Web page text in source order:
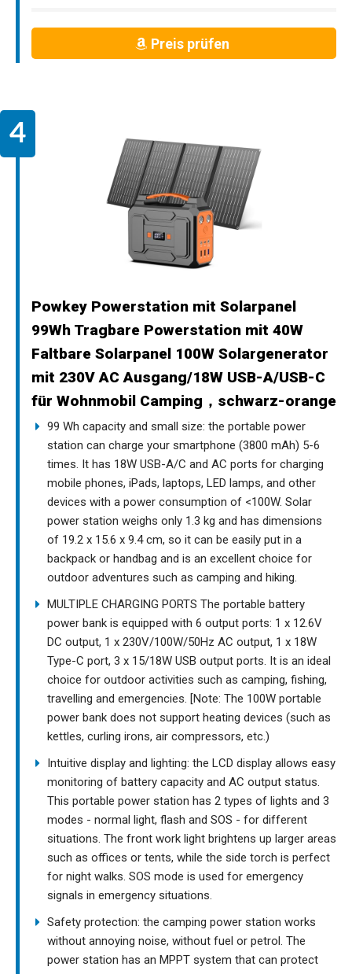
Preis prüfen
Powkey Powerstation mit Solarpanel
99Wh Tragbare Powerstation mit 40W
Faltbare Solarpanel 100W Solargenerator
mit 230V AC Ausgang/18W USB-A/USB-C
für Wohnmobil Camping，schwarz-orange
99 Wh capacity and small size: the portable power
station can charge your smartphone (3800 mAh) 5-6
times. It has 18W USB-A/C and AC ports for charging
mobile phones, iPads, laptops, LED lamps, and other
devices with a power consumption of <100W. Solar
power station weighs only 1.3 kg and has dimensions
of 19.2 x 15.6 x 9.4 cm, so it can be easily put in a
backpack or handbag and is an excellent choice for
outdoor adventures such as camping and hiking.
MULTIPLE CHARGING PORTS The portable battery
power bank is equipped with 6 output ports: 1 x 12.6V
DC output, 1 x 230V/100W/50Hz AC output, 1 x 18W
Type-C port, 3 x 15/18W USB output ports. It is an ideal
choice for outdoor activities such as camping, fishing,
travelling and emergencies. [Note: The 100W portable
power bank does not support heating devices (such as
kettles, curling irons, air compressors, etc.)
Intuitive display and lighting: the LCD display allows easy
monitoring of battery capacity and AC output status.
This portable power station has 2 types of lights and 3
modes - normal light, flash and SOS - for different
situations. The front work light brightens up larger areas
such as offices or tents, while the side torch is perfect
for night walks. SOS mode is used for emergency
signals in emergency situations.
Safety protection: the camping power station works
without annoying noise, without fuel or petrol. The
power station has an MPPT system that can protect